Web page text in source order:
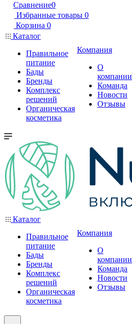
Сравнение0
Избранные товары 0
Корзина 0
Каталог
Правильное
питание
Бады
Бренды
Комплекс
решений
Органическая
косметика
Компания
О
компании
Команда
Новости
Отзывы
Каталог
Правильное
питание
Бады
Бренды
Комплекс
решений
Органическая
косметика
Компания
О
компании
Команда
Новости
Отзывы